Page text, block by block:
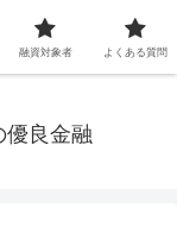
ど消費者金融でお金を
審査が甘い優良街金を
優良金融
融資対象者 よくある質問